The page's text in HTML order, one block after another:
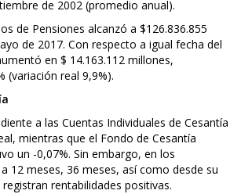
de 2002 (promedio anual).
de Pensiones alcanzó a $126.836.855
de 2017. Con respecto a igual fecha del
en $ 14.163.112 millones,
(variación real 9,9%).
a las Cuentas Individuales de Cesantía
mientras que el Fondo de Cesantía
un -0,07%. Sin embargo, en los
12 meses, 36 meses, así como desde su
rentabilidades positivas.